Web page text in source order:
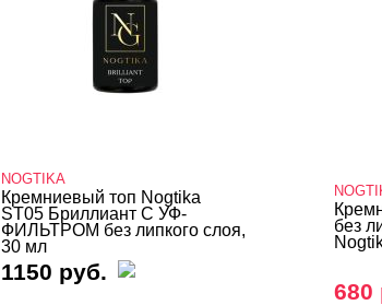
NOGTIKA
Кремниевый топ Nogtika
ST05 Бриллиант С УФ-
ФИЛЬТРОМ без липкого слоя,
30 мл
1150 руб.
без
680